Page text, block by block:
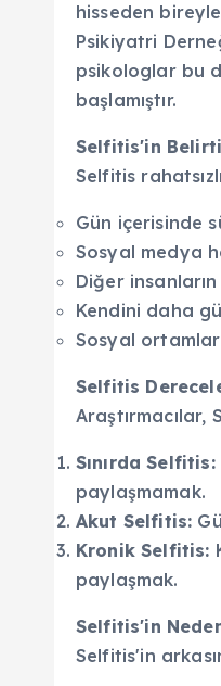
hisseden
Psikiyatri
psikologlar bu
başlamıştır.
Selfitis'in
Selfitis
Gün içerisinde
Sosyal medya
Diğer
Kendini daha
Sosyal
Selfitis
Araştırmacılar,
Sınırda Selfitis:
paylaşmamak.
Akut Selfitis:
Kronik Selfitis:
paylaşmak.
Selfitis'in
Selfitis'in